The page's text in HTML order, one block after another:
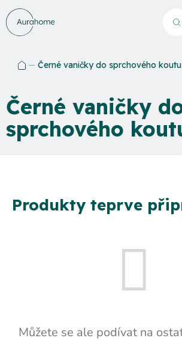
Přejít
na
obsah
Černé vaničky do sprchového koutu
Černé vaničky
sprchového
Produkty teprve
Můžete se ale podívat na